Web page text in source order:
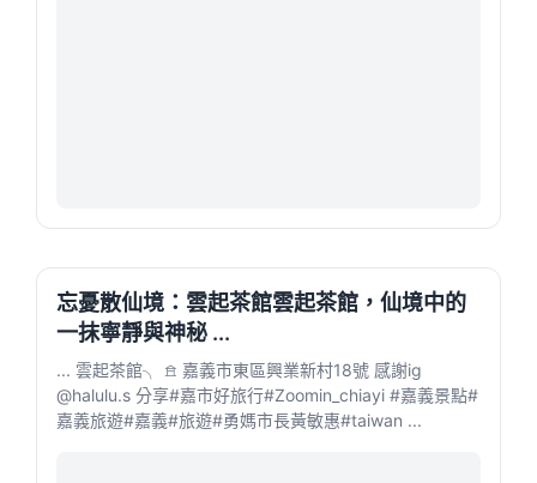
忘憂散仙境：雲起茶館雲起茶館，仙境中的
一抹寧靜與神秘 ...
... 雲起茶館╮ 𖠿 嘉義市東區興業新村18號 感謝ig
@halulu.s 分享#嘉市好旅行#Zoomin_chiayi #嘉義景點#
嘉義旅遊#嘉義#旅遊#勇媽市長黃敏惠#taiwan ...